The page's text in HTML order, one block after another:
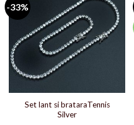
-33%
Set lant si brataraTennis
Silver